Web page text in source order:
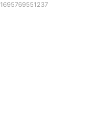
1695769551237